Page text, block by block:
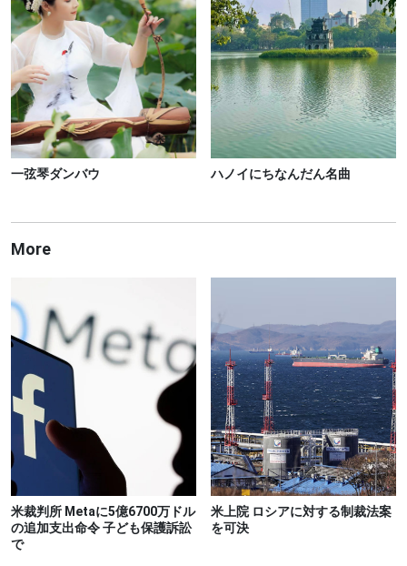
一弦琴ダンバウ ハノイにちなんだん名曲
More
米裁判所 Metaに5億6700万ドル
の追加支出命令 子ども保護訴訟
で
米上院 ロシアに対する制裁法案
を可決